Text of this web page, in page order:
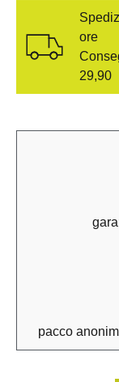
ore
29,90
pacco